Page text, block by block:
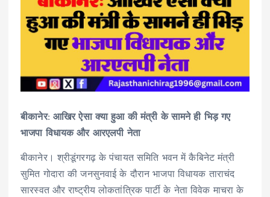
बीकानेर: आखिर ऐसा क्या हुआ की मंत्री के सामने ही भिड़ गए
भाजपा विधायक और आरएलपी नेता
बीकानेर। श्रीडूंगरगढ़ के पंचायत समिति भवन में कैबिनेट मंत्री
सुमित गोदारा की जनसुनवाई के दौरान भाजपा विधायक ताराचंद
सारस्वत और राष्ट्रीय लोकतांत्रिक पार्टी के नेता विवेक माचरा के